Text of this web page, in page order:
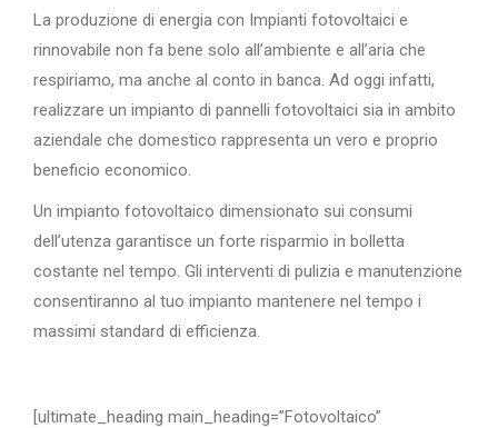
La produzione di energia con Impianti fotovoltaici e
rinnovabile non fa bene solo all’ambiente e all’aria che
respiriamo, ma anche al conto in banca. Ad oggi infatti,
realizzare un impianto di pannelli fotovoltaici sia in ambito
aziendale che domestico rappresenta un vero e proprio
beneficio economico.
Un impianto fotovoltaico dimensionato sui consumi
dell’utenza garantisce un forte risparmio in bolletta
costante nel tempo. Gli interventi di pulizia e manutenzione
consentiranno al tuo impianto mantenere nel tempo i
massimi standard di efficienza.
[ultimate_heading main_heading=”Fotovoltaico”